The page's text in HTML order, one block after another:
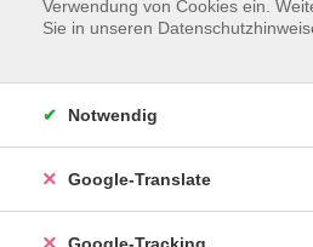
Programm
Kultur
Für Kinder
Seifenblasenmalerei
für Kinder von 6-10 Jahren;
4€ p.Pers. bar vor Ort
Verwendung von Cookies ein.
Sie in unseren
Notwendig
Google-Translate